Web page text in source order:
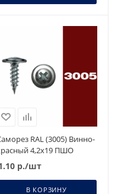
RAL (3005) Винно-
красный 4,2х19 ПШО
р./шт
В КОРЗИНУ